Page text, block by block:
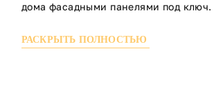
дома фасадными панелями под ключ.
кирпичу и сайдингу. Они
РАСКРЫТЬ ПОЛНОСТЬЮ